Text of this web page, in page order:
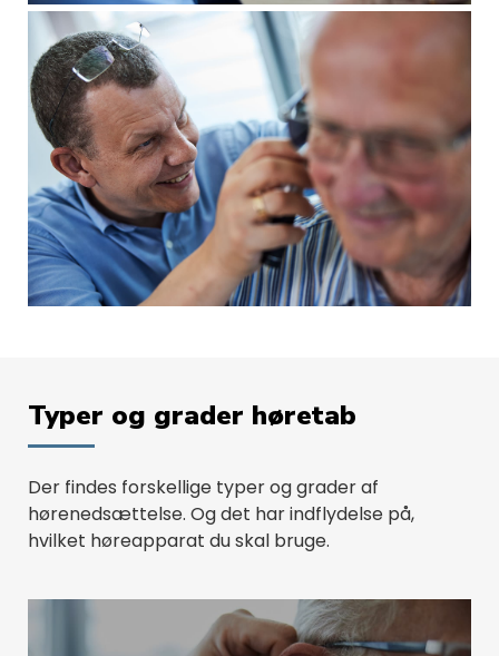
Typer og grader høretab
Der findes forskellige typer og grader af
hørenedsættelse. Og det har indflydelse på,
hvilket høreapparat du skal bruge.